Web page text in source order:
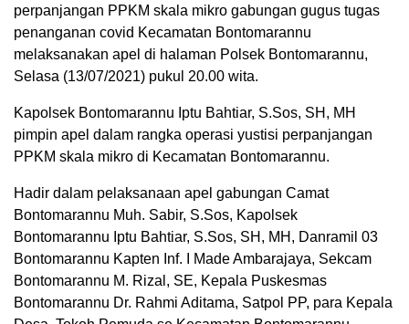
perpanjangan PPKM skala mikro gabungan gugus tugas
penanganan covid Kecamatan Bontomarannu
melaksanakan apel di halaman Polsek Bontomarannu,
Selasa (13/07/2021) pukul 20.00 wita.
Kapolsek Bontomarannu Iptu Bahtiar, S.Sos, SH, MH
pimpin apel dalam rangka operasi yustisi perpanjangan
PPKM skala mikro di Kecamatan Bontomarannu.
Hadir dalam pelaksanaan apel gabungan Camat
Bontomarannu Muh. Sabir, S.Sos, Kapolsek
Bontomarannu Iptu Bahtiar, S.Sos, SH, MH, Danramil 03
Bontomarannu Kapten Inf. I Made Ambarajaya, Sekcam
Bontomarannu M. Rizal, SE, Kepala Puskesmas
Bontomarannu Dr. Rahmi Aditama, Satpol PP, para Kepala